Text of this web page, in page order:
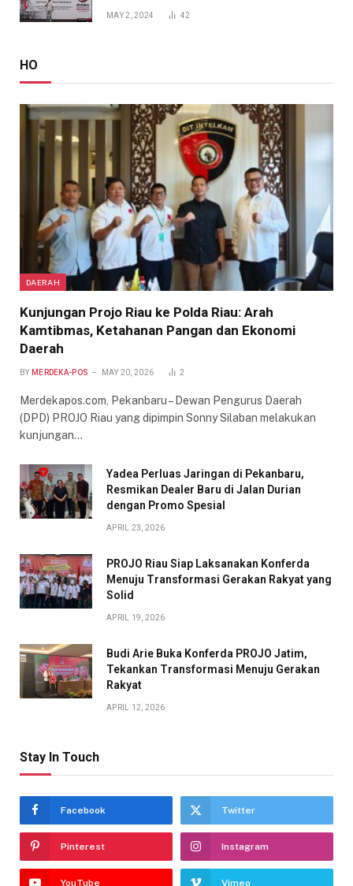
MAY 2, 2024 42
HO
DAERAH
Kunjungan Projo Riau ke Polda Riau: Arah
Kamtibmas, Ketahanan Pangan dan Ekonomi
Daerah
BY MERDEKA-POS MAY 20, 2026 2
Merdekapos.com, Pekanbaru – Dewan Pengurus Daerah
(DPD) PROJO Riau yang dipimpin Sonny Silaban melakukan
kunjungan…
Yadea Perluas Jaringan di Pekanbaru,
Resmikan Dealer Baru di Jalan Durian
dengan Promo Spesial
APRIL 23, 2026
PROJO Riau Siap Laksanakan Konferda
Menuju Transformasi Gerakan Rakyat yang
Solid
APRIL 19, 2026
Budi Arie Buka Konferda PROJO Jatim,
Tekankan Transformasi Menuju Gerakan
Rakyat
APRIL 12, 2026
Stay In Touch
Facebook Twitter
Pinterest Instagram
YouTube Vimeo